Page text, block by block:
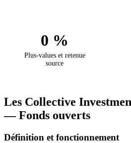
0 %
Plus-values et retenue
source
Les Collective
— Fonds ouverts
Définition et fonctionnement